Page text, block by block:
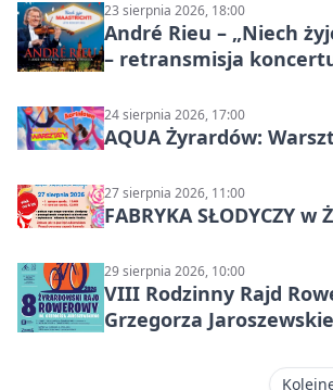
23 sierpnia 2026, 18:00
André Rieu – „Niech
– retransmisja
24 sierpnia 2026, 17:00
AQUA Żyrardów:
27 sierpnia 2026, 11:00
FABRYKA SŁODYCZY
29 sierpnia 2026, 10:00
VIII Rodzinny Rajd
Grzegorza